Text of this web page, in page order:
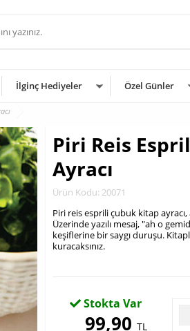
İlginç Hediyeler Özel Günler
Piri Reis
Ayracı
Ürün Kodu: 20071
Piri reis esprili çubuk kitap
Üzerinde yazılı mesaj, "ah o
keşiflerine bir saygı duruşu.
kuracaksınız.
Stokta Var
99,90 TL